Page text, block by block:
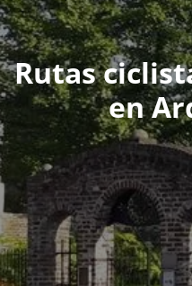
Rutas
en